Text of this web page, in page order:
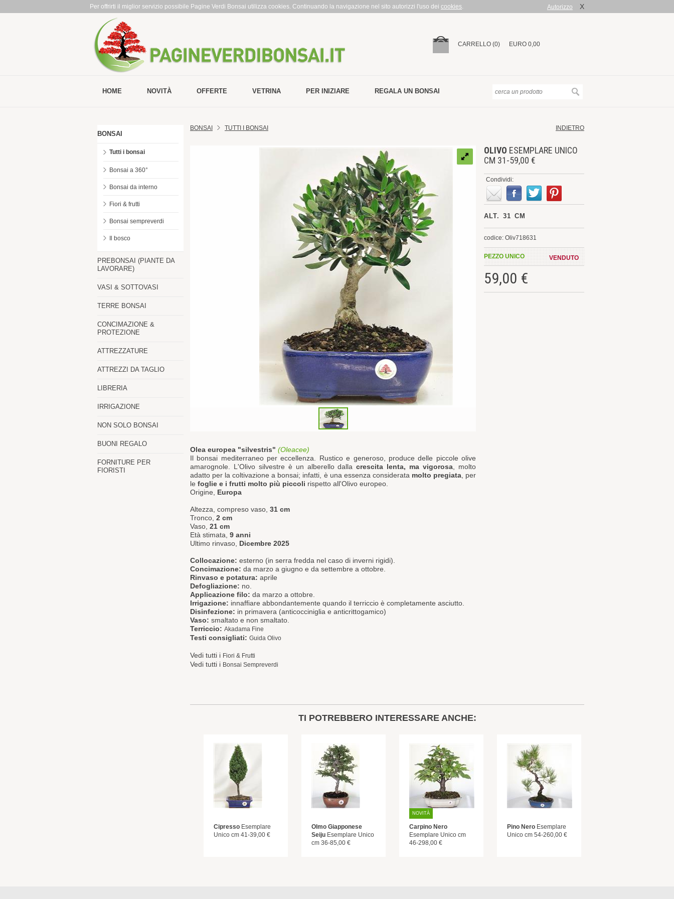
Per offrirti il miglior servizio possibile Pagine Verdi Bonsai utilizza cookies. Continuando la navigazione nel sito autorizzi l'uso dei cookies. Autorizzo X
CARRELLO (0) EURO 0,00
HOME NOVITÀ OFFERTE VETRINA PER INIZIARE REGALA UN BONSAI
BONSAI
Tutti i bonsai
Bonsai a 360°
Bonsai da interno
Fiori & frutti
Bonsai sempreverdi
Il bosco
PREBONSAI (PIANTE DA
LAVORARE)
VASI & SOTTOVASI
TERRE BONSAI
CONCIMAZIONE &
PROTEZIONE
ATTREZZATURE
ATTREZZI DA TAGLIO
LIBRERIA
IRRIGAZIONE
NON SOLO BONSAI
BUONI REGALO
FORNITURE PER
FIORISTI
BONSAI TUTTI I BONSAI INDIETRO
Olea europea "silvestris" (Oleacee)
Il bonsai mediterraneo per eccellenza. Rustico e generoso, produce delle piccole olive
amarognole. L'Olivo silvestre è un alberello dallacrescita lenta, ma vigorosa , molto
adatto per la coltivazione a bonsai; infatti, è una essenza considerata molto pregiata, per
le foglie e i frutti molto più piccoli rispetto all'Olivo europeo.
Origine, Europa
Altezza, compreso vaso, 31 cm
Tronco, 2 cm
Vaso, 21 cm
Età stimata, 9 anni
Ultimo rinvaso, Dicembre 2025
Collocazione: esterno (in serra fredda nel caso di inverni rigidi).
Concimazione: da marzo a giugno e da settembre a ottobre.
Rinvaso e potatura: aprile
Defogliazione: no.
Applicazione filo: da marzo a ottobre.
Irrigazione: innaffiare abbondantemente quando il terriccio è completamente asciutto.
Disinfezione: in primavera (anticocciniglia e anticrittogamico)
Vaso: smaltato e non smaltato.
Terriccio: Akadama Fine
Testi consigliati: Guida Olivo
Vedi tutti i Fiori & Frutti
Vedi tutti i Bonsai Sempreverdi
OLIVO ESEMPLARE UNICO
CM 31-59,00 €
Condividi:
ALT. 31 CM
codice: Oliv718631
PEZZO UNICO
59,00 €
VENDUTO
TI POTREBBERO INTERESSARE ANCHE:
Cipresso Esemplare
Unico cm 41-39,00 €
Olmo Giapponese
Seiju Esemplare Unico
cm 36-85,00 €
NOVITÀ
Carpino Nero
Esemplare Unico cm
46-298,00 €
Pino Nero Esemplare
Unico cm 54-260,00 €